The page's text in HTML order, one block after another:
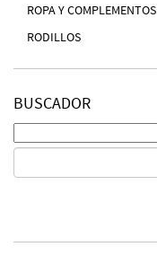
ROPA Y COMPLEMENTOS
RODILLOS
BUSCADOR